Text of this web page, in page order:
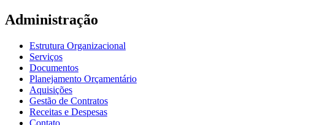
Administração
Estrutura Organizacional
Serviços
Documentos
Planejamento Orçamentário
Aquisições
Gestão de Contratos
Receitas e Despesas